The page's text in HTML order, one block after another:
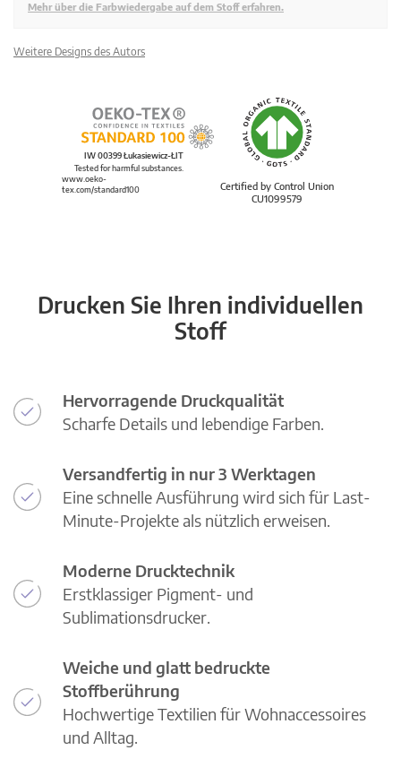
Mehr über die Farbwiedergabe auf dem Stoff erfahren.
Weitere Designs des Autors
Certified by Control Union
CU1099579
IW 00399 Łukasiewicz-ŁIT
Tested for harmful substances.
www.oeko-
tex.com/standard100
Drucken Sie Ihren individuellen
Stoff
Hervorragende Druckqualität
Scharfe Details und lebendige Farben.
Versandfertig in nur 3 Werktagen
Eine schnelle Ausführung wird sich für Last-
Minute-Projekte als nützlich erweisen.
Moderne Drucktechnik
Erstklassiger Pigment- und
Sublimationsdrucker.
Weiche und glatt bedruckte
Stoffberührung
Hochwertige Textilien für Wohnaccessoires
und Alltag.